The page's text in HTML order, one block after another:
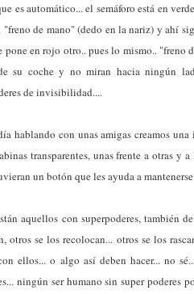
es automático... el semáforo está en
"freno de mano" (dedo en la nariz) y ahí
pone en rojo otro.. pues lo mismo.. "freno
su coche y no miran hacia ningún
de invisibilidad....
hablando con unas amigas creamos
transparentes, unas frente a otras y
un botón que les ayuda a
aquellos con superpoderes, también
otros se los recolocan... otros se los
ellos... o algo así deben hacer... no
ningún ser humano sin super poderes